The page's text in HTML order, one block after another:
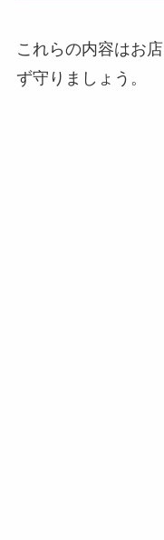
これらの内容はお
ず守りましょう。